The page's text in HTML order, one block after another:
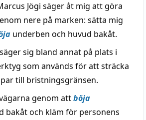
Jögi säger åt mig att göra
nere på marken: sätta mig
underben och huvud bakåt.
sig bland annat på plats i
som används för att sträcka
till bristningsgränsen.
genom attböja
bakåt och kläm för personens